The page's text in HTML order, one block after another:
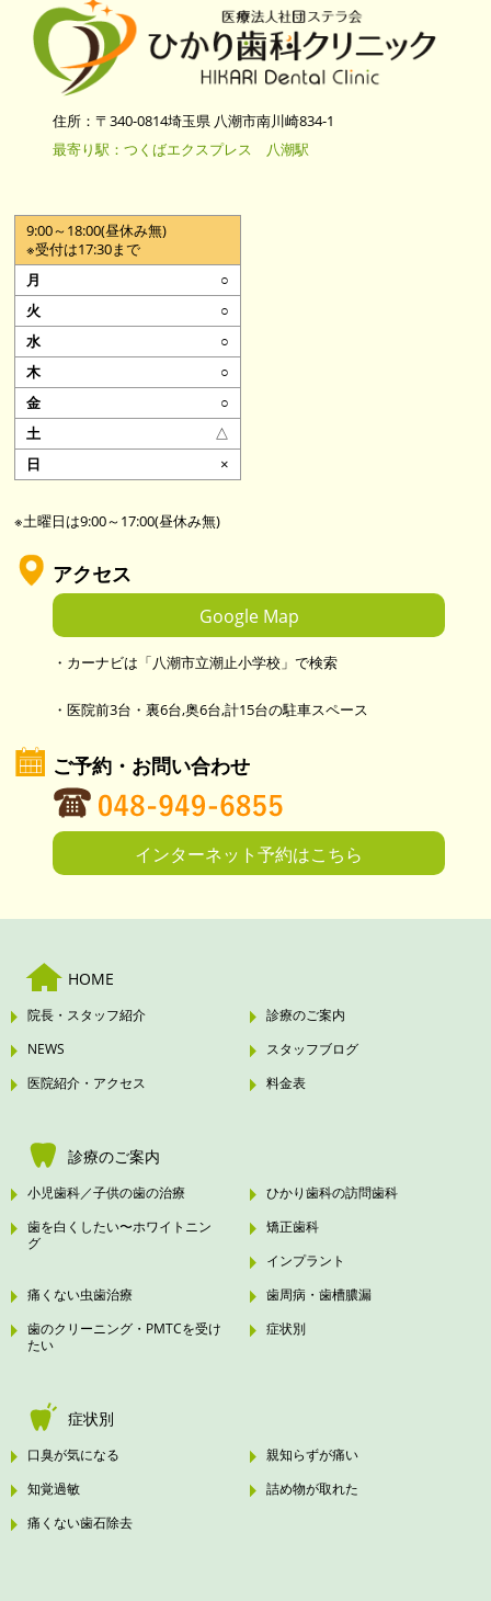
住所：〒340-0814埼玉県 八潮市南川崎834-1
最寄り駅：つくばエクスプレス 八潮駅
9:00～18:00(昼休み無)
※受付は17:30まで
○
○
○
○
○
△
×
※土曜日は9:00～17:00(昼休み無)
アクセス
Google Map
・カーナビは「八潮市立潮止小学校」で検索
・医院前3台・裏6台,奥6台,計15台の駐車スペース
ご予約・お問い合わせ
インターネット予約はこちら
HOME
院長・スタッフ紹介
診療のご案内
NEWS
スタッフブログ
医院紹介・アクセス
料金表
診療のご案内
小児歯科／子供の歯の治療
ひかり歯科の訪問歯科
歯を白くしたい〜ホワイトニン
グ
矯正歯科
インプラント
痛くない虫歯治療
歯周病・歯槽膿漏
歯のクリーニング・PMTCを受け
たい
症状別
症状別
口臭が気になる
親知らずが痛い
知覚過敏
詰め物が取れた
痛くない歯石除去